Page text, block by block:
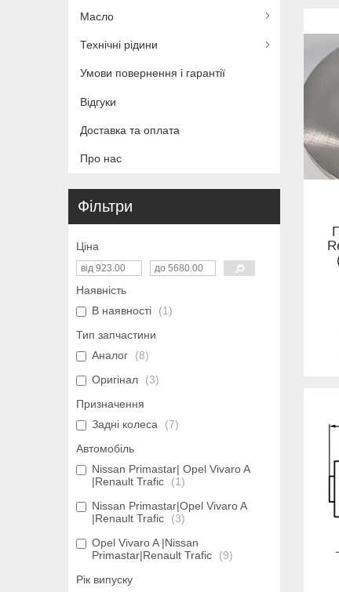
Масло
Технічні рідини
Умови повернення і гарантії
Відгуки
Доставка та оплата
Про нас
Фільтри
Ціна
Наявність
В наявності
1
Тип запчастини
Аналог
8
Оригінал
3
Призначення
Задні колеса
7
Автомобіль
Nissan Primastar| Opel Vivaro A
|Renault Trafic
1
Nissan Primastar|Opel Vivaro A
|Renault Trafic
3
Opel Vivaro A |Nissan
Primastar|Renault Trafic
9
Рік випуску